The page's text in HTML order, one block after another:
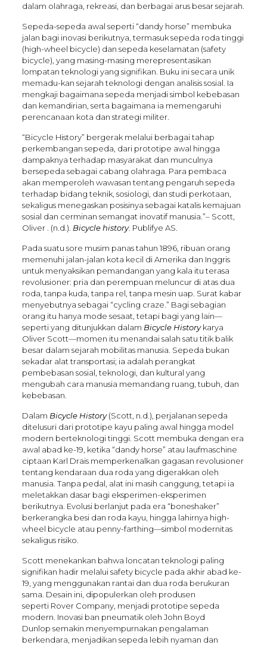
dalam olahraga, rekreasi, dan berbagai arus besar sejarah.
Sepeda-sepeda awal seperti “dandy horse” membuka
jalan bagi inovasi berikutnya, termasuk sepeda roda tinggi
(high-wheel bicycle) dan sepeda keselamatan (safety
bicycle), yang masing-masing merepresentasikan
lompatan teknologi yang signifikan. Buku ini secara unik
memadu-kan sejarah teknologi dengan analisis sosial. Ia
mengkaji bagaimana sepeda menjadi simbol kebebasan
dan kemandirian, serta bagaimana ia memengaruhi
perencanaan kota dan strategi militer.
“Bicycle History” bergerak melalui berbagai tahap
perkembangan sepeda, dari prototipe awal hingga
dampaknya terhadap masyarakat dan munculnya
bersepeda sebagai cabang olahraga. Para pembaca
akan memperoleh wawasan tentang pengaruh sepeda
terhadap bidang teknik, sosiologi, dan studi perkotaan,
sekaligus menegaskan posisinya sebagai katalis kemajuan
sosial dan cerminan semangat inovatif manusia.”– Scott,
Oliver . (n.d.). Bicycle history. Publifye AS.
Pada suatu sore musim panas tahun 1896, ribuan orang
memenuhi jalan-jalan kota kecil di Amerika dan Inggris
untuk menyaksikan pemandangan yang kala itu terasa
revolusioner: pria dan perempuan meluncur di atas dua
roda, tanpa kuda, tanpa rel, tanpa mesin uap. Surat kabar
menyebutnya sebagai “cycling craze.” Bagi sebagian
orang itu hanya mode sesaat, tetapi bagi yang lain—
seperti yang ditunjukkan dalam Bicycle Historykarya
Oliver Scott—momen itu menandai salah satu titik balik
besar dalam sejarah mobilitas manusia. Sepeda bukan
sekadar alat transportasi; ia adalah perangkat
pembebasan sosial, teknologi, dan kultural yang
mengubah cara manusia memandang ruang, tubuh, dan
kebebasan.
Dalam Bicycle History(Scott, n.d.), perjalanan sepeda
ditelusuri dari prototipe kayu paling awal hingga model
modern berteknologi tinggi. Scott membuka dengan era
awal abad ke-19, ketika “dandy horse” atau laufmaschine
ciptaan Karl Drais memperkenalkan gagasan revolusioner
tentang kendaraan dua roda yang digerakkan oleh
manusia. Tanpa pedal, alat ini masih canggung, tetapi ia
meletakkan dasar bagi eksperimen-eksperimen
berikutnya. Evolusi berlanjut pada era “boneshaker”
berkerangka besi dan roda kayu, hingga lahirnya high-
wheel bicycle atau penny-farthing—simbol modernitas
sekaligus risiko.
Scott menekankan bahwa loncatan teknologi paling
signifikan hadir melalui safety bicycle pada akhir abad ke-
19, yang menggunakan rantai dan dua roda berukuran
sama. Desain ini, dipopulerkan oleh produsen
seperti Rover Company, menjadi prototipe sepeda
modern. Inovasi ban pneumatik oleh John Boyd
Dunlop semakin menyempurnakan pengalaman
berkendara, menjadikan sepeda lebih nyaman dan